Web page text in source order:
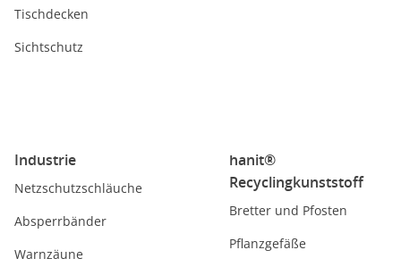
Tischdecken
Sichtschutz
Industrie
Netzschutzschläuche
Absperrbänder
Warnzäune
hanit®
Recyclingkunststoff
Bretter und Pfosten
Pflanzgefäße